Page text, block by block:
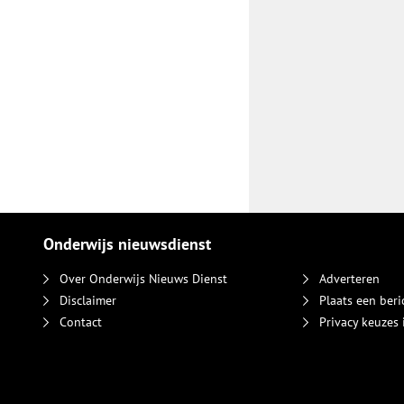
Onderwijs nieuwsdienst
Over Onderwijs Nieuws Dienst
Disclaimer
Contact
Adverteren
Plaats een
Privacy